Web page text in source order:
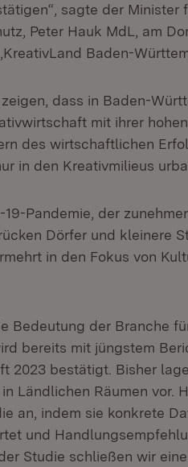
sagte der Minister
Peter Hauk MdL, am
Baden-
dass in Baden-
mit ihrer
des wirtschaftlichen
in den Kreativmilieus
19-Pandemie, der
Dörfer und kleinere
in den Fokus von
Bedeutung der Branche
bereits mit jüngstem
2023 bestätigt. Bisher
Ländlichen Räumen vor.
an, indem sie konkrete
und
Studie schließen wir